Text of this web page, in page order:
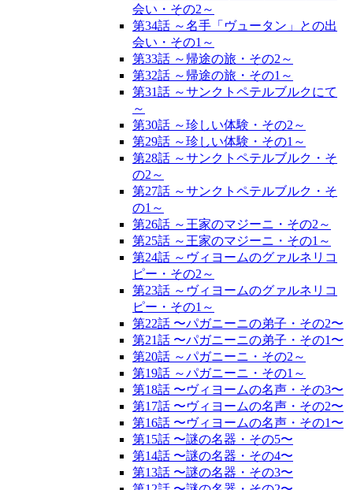
会い・その2～
第34話 ～名手「ヴュータン」との出
会い・その1～
第33話 ～帰途の旅・その2～
第32話 ～帰途の旅・その1～
第31話 ～サンクトペテルブルクにて
～
第30話 ～珍しい体験・その2～
第29話 ～珍しい体験・その1～
第28話 ～サンクトペテルブルク・そ
の2～
第27話 ～サンクトペテルブルク・そ
の1～
第26話 ～王家のマジーニ・その2～
第25話 ～王家のマジーニ・その1～
第24話 ～ヴィヨームのグァルネリコ
ピー・その2～
第23話 ～ヴィヨームのグァルネリコ
ピー・その1～
第22話 〜パガニーニの弟子・その2〜
第21話 〜パガニーニの弟子・その1〜
第20話 ～パガニーニ・その2～
第19話 ～パガニーニ・その1～
第18話 〜ヴィヨームの名声・その3〜
第17話 〜ヴィヨームの名声・その2〜
第16話 〜ヴィヨームの名声・その1〜
第15話 〜謎の名器・その5〜
第14話 〜謎の名器・その4〜
第13話 〜謎の名器・その3〜